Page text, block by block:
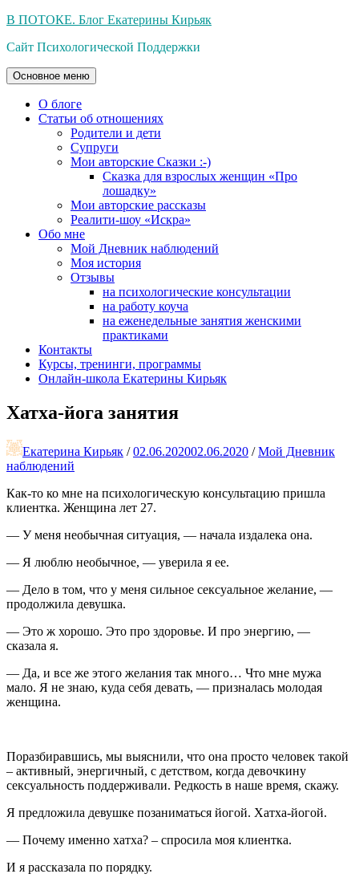
Перейти
содержимому
В ПОТОКЕ. Блог Екатерины Кирьяк
Сайт Психологической Поддержки
Основное меню
О блоге
Статьи об отношениях
Родители и дети
Супруги
Мои авторские Сказки :-)
Сказка для взрослых женщин «Про
лошадку»
Мои авторские рассказы
Реалити-шоу «Искра»
Обо мне
Мой Дневник наблюдений
Моя история
Отзывы
на психологические консультации
на работу коуча
на еженедельные занятия женскими
практиками
Контакты
Курсы, тренинги, программы
Онлайн-школа Екатерины Кирьяк
Хатха-йога занятия
Екатерина Кирьяк / 02.06.202002.06.2020 / Мой Дневник
наблюдений
Как-то ко мне на психологическую консультацию пришла
клиентка. Женщина лет 27.
— У меня необычная ситуация, — начала издалека она.
— Я люблю необычное, — уверила я ее.
— Дело в том, что у меня сильное сексуальное желание, —
продолжила девушка.
— Это ж хорошо. Это про здоровье. И про энергию, —
сказала я.
— Да, и все же этого желания так много… Что мне мужа
мало. Я не знаю, куда себя девать, — призналась молодая
женщина.
Поразбиравшись, мы выяснили, что она просто человек такой
– активный, энергичный, с детством, когда девочкину
сексуальность поддерживали. Редкость в наше время, скажу.
Я предложила девушке позаниматься йогой. Хатха-йогой.
— Почему именно хатха? – спросила моя клиентка.
И я рассказала по порядку.